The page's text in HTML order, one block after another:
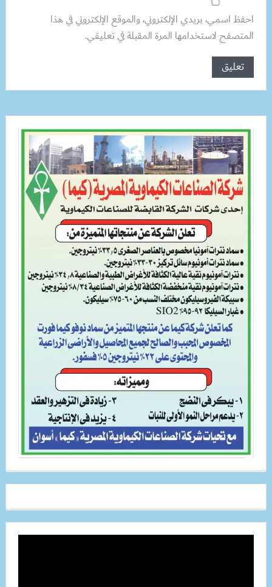
احفظ اسمي، بريدي الإلكتروني، والموقع الإلكتروني في هذا
المتصفح لاستخدامها المرة المقبلة في تعليقي.